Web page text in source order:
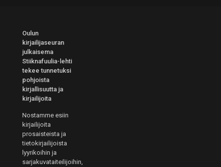
Oulun
kirjailijaseuran
julkaisema
Stiiknafuulia-lehti
tekee tunnetuksi
pohjoista
kirjallisuutta ja
kirjailijoita
Nostamme esiin
kirjailijoita
prosaisteista ja
tietokirjailijoista
lyyrikoihin ja
sarjakuvataiteilijoihin,